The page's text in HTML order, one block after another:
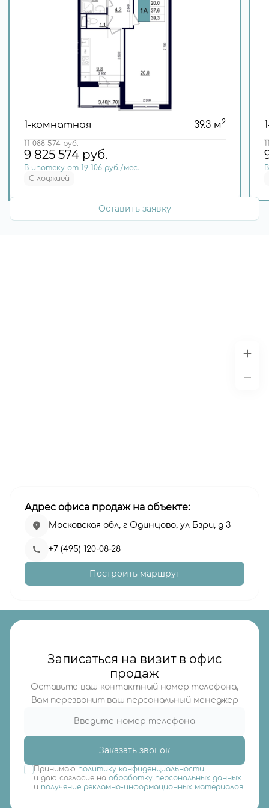
1-комнатная 39.3 м2
11 088 574руб.
9 825 574 руб.
В ипотеку от 19 106 руб./мес.
С лоджией
Оставить заявку
Адрес офиса продаж на объекте:
Московская обл, г Одинцово, ул Бзри, д 3
+7 (495) 120-08-28
Построить маршрут
Записаться на визит в офис
продаж
Оставьте ваш контактный номер телефона,
Вам перезвонит ваш персональный менеджер
Заказать звонок
Принимаю политику конфиденциальности
и даю согласие на обработку персональных данных
и получение рекламно-информационных материалов